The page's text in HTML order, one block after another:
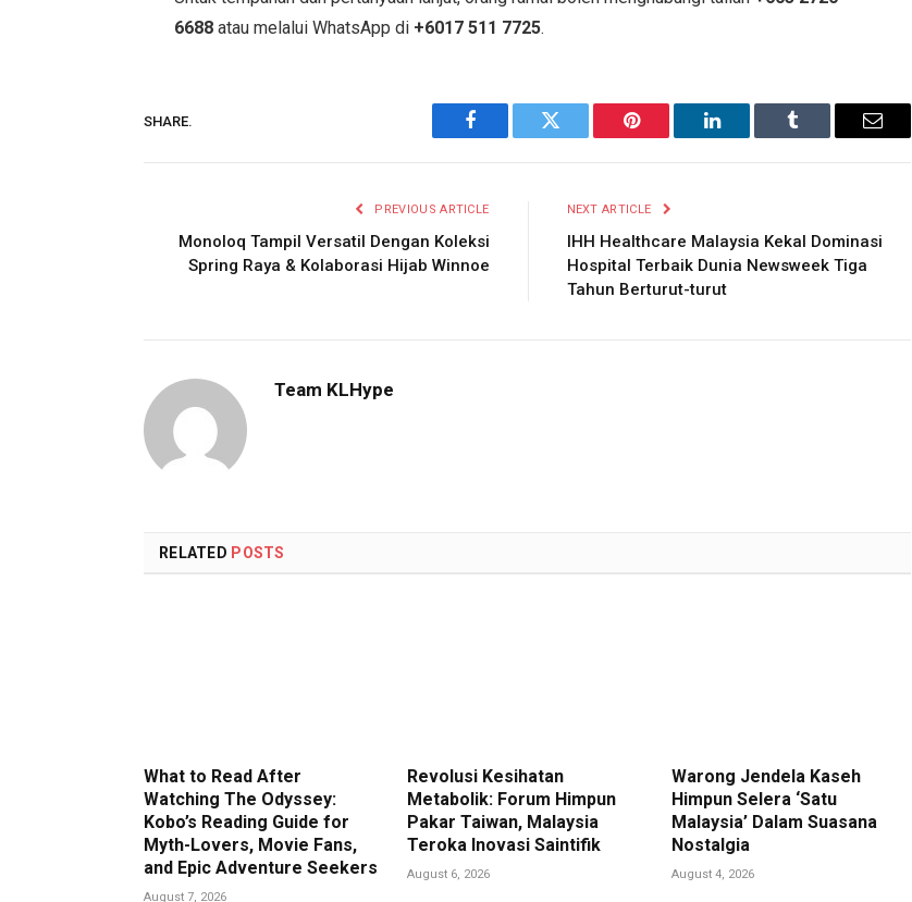
6688atau melalui WhatsApp di +6017 511 7725.
SHARE.
Facebook Twitter Pinterest LinkedIn Tumblr Email
PREVIOUS ARTICLE
Monoloq Tampil Versatil Dengan Koleksi
Spring Raya & Kolaborasi Hijab Winnoe
NEXT ARTICLE
IHH Healthcare Malaysia Kekal Dominasi
Hospital Terbaik Dunia Newsweek Tiga
Tahun Berturut-turut
Team KLHype
RELATED POSTS
What to Read After
Watching The Odyssey:
Kobo’s Reading Guide for
Myth-Lovers, Movie Fans,
and Epic Adventure Seekers
August 7, 2026
Revolusi Kesihatan
Metabolik: Forum Himpun
Pakar Taiwan, Malaysia
Teroka Inovasi Saintifik
August 6, 2026
Warong Jendela Kaseh
Himpun Selera ‘Satu
Malaysia’ Dalam Suasana
Nostalgia
August 4, 2026